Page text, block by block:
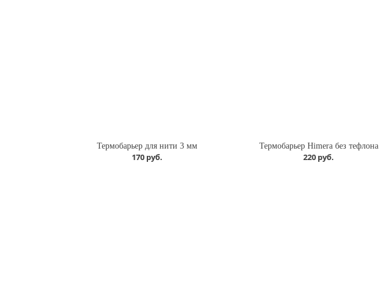
Термобарьер для нити 3 мм
170 руб.
Термобарьер Himera без тефлона
220 руб.